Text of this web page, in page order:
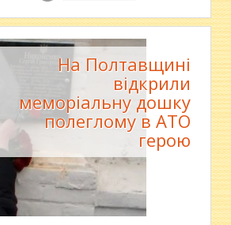
На Полтавщині
відкрили
меморіальну дошку
полеглому в АТО
герою